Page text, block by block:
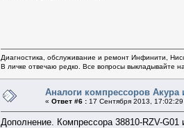
Диагностика, обслуживание и ремонт Инфинити,
В личке отвечаю редко. Все вопросы выкладывайте
Аналоги компрессоров Акура
« Ответ #6 : 17 Сентября 2013,
Дополнение. Компрессора 38810-RZV-